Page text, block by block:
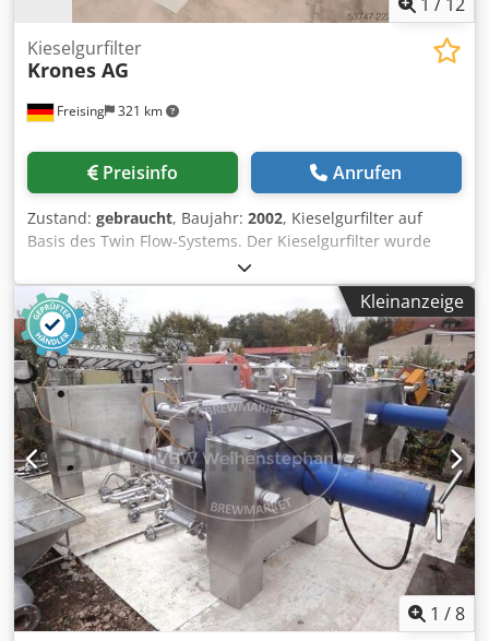
Freising 321 km
Kieselgurfilter
Krones AG
Preisinfo Anrufen
Zustand: gebraucht, Baujahr: 2002, Kieselgurfilter auf
Basis des Twin Flow-Systems. Der Kieselgurfilter wurde
kürzlich mechanisch wie elektrisch totalüberholt und mit
zusätzlicher Messtechnik ausgestattet. Maschine (Zusatz):
Twin Flow-System Filterfläche: 26 m² Filterleistung: 200 hl/h
Max. Betriebsdruck: 9 bar Csdpjziy Spefx Al Nsha
Filterkerzen: 135 Kerzen Körpervolumen: 967 Liter Breite:
1,1 m Höhe: 3,85 m Bedienung / Steuerung: Simatic S7-
300; SPS-Typ = S7-314C-2 DP, HMI = ProTool und WinCC
flexible Material: Edelstahl Ausstattung: Kieselgurdosage,
PVPP-Dosage (mit Rührwerksbehälter aus Edelstahl und
Schlauchpumpe), Trübungsmessung (Sigrist),
Durchflussmessung (E+H), Sauerstoffmessung,
automatische Probenahme, Steuerung, Touchpanel,
Armaturen, Ventile, Sensorik Peripherie: Vor-/Nachlauftank
60 hl max. 5 bar, Unfiltrattank 61,5 hl max. 5 bar,
Filtrattank 10 hl max. 5 bar, Additivdosage, Securox
Partikelfilter, Pall Partikelfilter Gewicht: 500 kg
Kleinanzeige
1 /8